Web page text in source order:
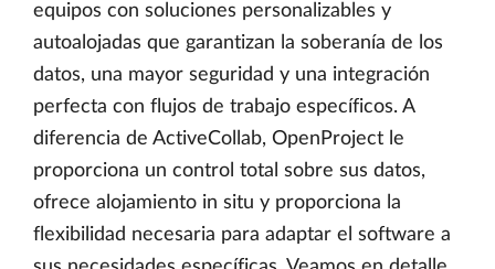
equipos con soluciones personalizables y
autoalojadas que garantizan la soberanía de los
datos, una mayor seguridad y una integración
perfecta con flujos de trabajo específicos. A
diferencia de ActiveCollab, OpenProject le
proporciona un control total sobre sus datos,
ofrece alojamiento in situ y proporciona la
flexibilidad necesaria para adaptar el software a